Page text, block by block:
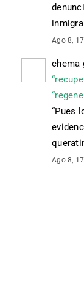
Ago 8,
chema
“Pues
Ago 8,